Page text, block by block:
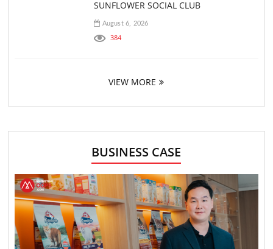
SUNFLOWER SOCIAL CLUB
August 6, 2026
384
VIEW MORE
BUSINESS CASE